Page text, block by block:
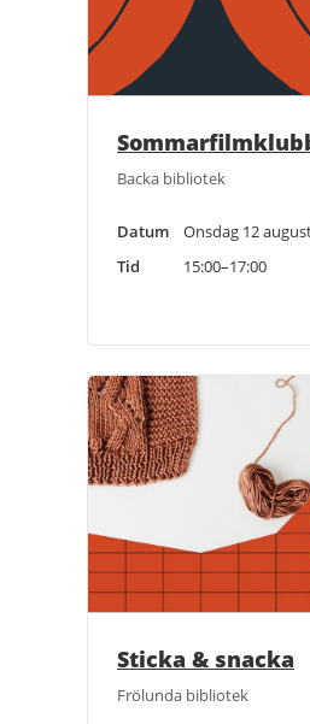
Backa bibliotek
Datum
Onsdag 12
Tid
15:00–17:00
Sticka & snacka
Frölunda bibliotek